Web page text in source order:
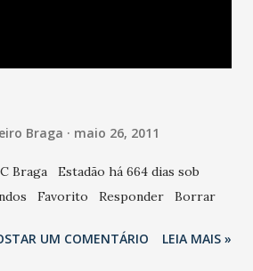
Braga maio 26, 2011
Braga Estadão há 664 dias sob
Favorito Responder Borrar
UM COMENTÁRIO LEIA MAIS »